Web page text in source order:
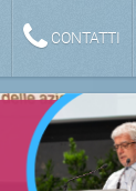
CONTATTI